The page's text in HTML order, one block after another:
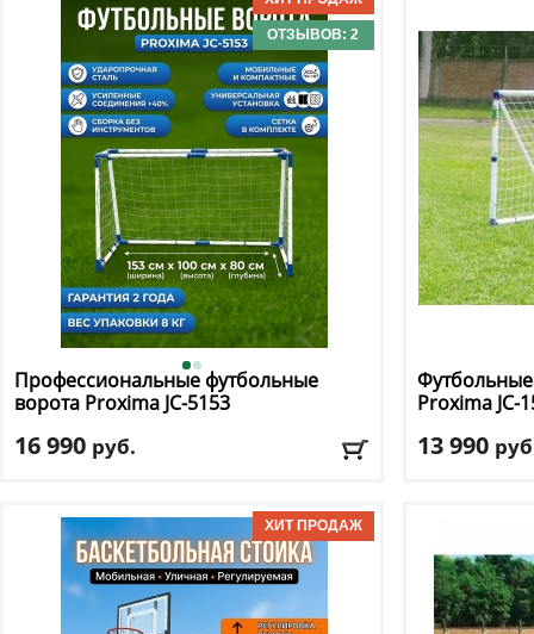
Материал щита: поликарбонат
Размер щита, см: 112 х 75
Тип складного механизма: механический
Доставка:БЕСПЛАТНО, 2-3 дня
Доставка:
ОТЗЫВОВ: 2
Профессиональные футбольные
ворота Proxima JC-5153
16 990 руб.
Ширина: 153
Доставка:БЕСПЛАТНО, 2-3 дня
Футбольные
Proxima JC-
13 990
Доставка: